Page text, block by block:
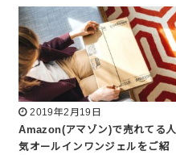
2019年2月19日
Amazon(アマゾン)で売れてる人
気オールインワンジェルをご紹